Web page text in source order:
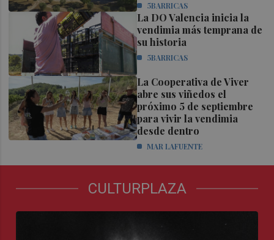
5BARRICAS
La DO Valencia inicia la
vendimia más temprana de
su historia
5BARRICAS
La Cooperativa de Viver
abre sus viñedos el
próximo 5 de septiembre
para vivir la vendimia
desde dentro
MAR LAFUENTE
CULTURPLAZA